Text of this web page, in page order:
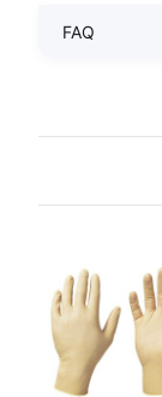
FAQ